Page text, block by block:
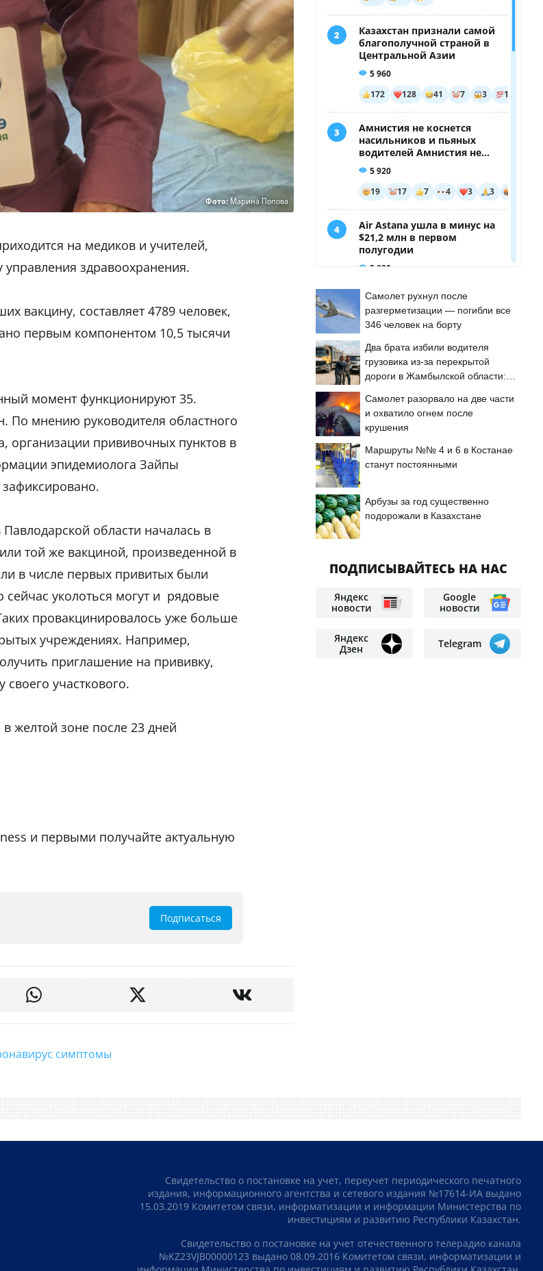
Фото: Марина Попова
на медиков и учителей,
управления здравоохранения.
вакцину, составляет 4789 человек,
первым компонентом 10,5 тысячи
момент функционируют 35.
По мнению руководителя областного
организации прививочных пунктов в
эпидемиолога Зайпы
области началась в
той же вакциной, произведенной в
в числе первых привитых были
сейчас уколоться могут и рядовые
провакцинировалось уже больше
учреждениях. Например,
приглашение на прививку,
своего участкового.
желтой зоне после 23 дней
и первыми получайте актуальную
Подписаться
симптомы
Самолет рухнул после
разгерметизации — погибли все
346 человек на борту
Два брата избили водителя
грузовика из-за перекрытой
дороги в Жамбылской области:
Самолет разорвало на две части
и охватило огнем после
крушения
Маршруты №№ 4 и 6 в Костанае
станут постоянными
Арбузы за год существенно
подорожали в Казахстане
ПОДПИСЫВАЙТЕСЬ НА НАС
Яндекс
новости
Google
новости
Яндекс
Дзен
Telegram
Свидетельство о постановке на учет, переучет периодического печатного
издания, информационного агентства и сетевого издания №17614-ИА выдано
15.03.2019 Комитетом связи, информатизации и информации Министерства по
инвестициям и развитию Республики Казахстан.
Свидетельство о постановке на учет отечественного телерадио канала
№KZ23VJB00000123 выдано 08.09.2016 Комитетом связи, информатизации и